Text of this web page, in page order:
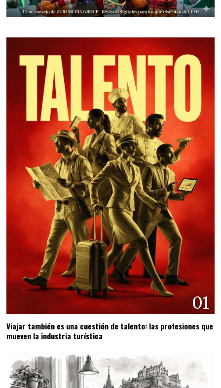
01
Viajar también es una cuestión de talento: las profesiones que
mueven la industria turística